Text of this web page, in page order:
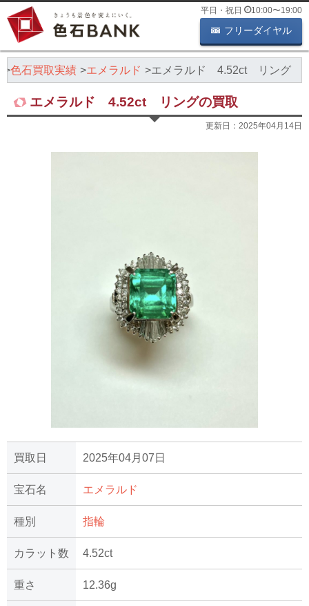
平日・祝日 10:00〜19:00
フリーダイヤル
色石買取実績 エメラルド エメラルド 4.52ct リング
エメラルド 4.52ct リングの買取
更新日： 2025年04月14日
買取日 2025年04月07日
宝石名 エメラルド
種別 指輪
カラット数 4.52ct
重さ 12.36g